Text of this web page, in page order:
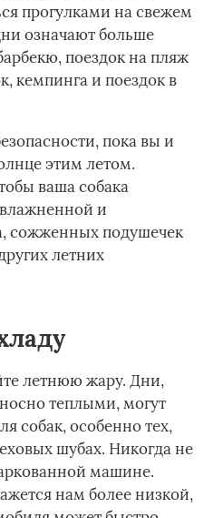
прогулками на свежем
означают больше
поездок на пляж
кемпинга и поездок в
пока вы и
этим летом.
ваша собака
и
сожженных подушечек
летних
летнюю жару. Дни,
теплыми, могут
собак, особенно тех,
шубах. Никогда не
машине.
нам более низкой,